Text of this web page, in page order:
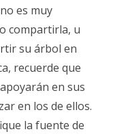
es muy
compartirla, u
su árbol en
recuerde que
en sus
en los de ellos.
la fuente de